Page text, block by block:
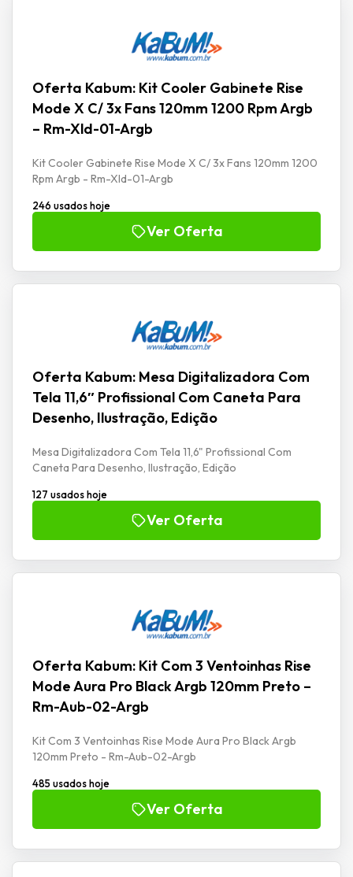
Oferta Kabum: Kit Cooler Gabinete Rise
Mode X C/ 3x Fans 120mm 1200 Rpm Argb
– Rm-Xld-01-Argb
Kit Cooler Gabinete Rise Mode X C/ 3x Fans 120mm 1200
Rpm Argb - Rm-Xld-01-Argb
246 usados hoje
Ver Oferta
Oferta Kabum: Mesa Digitalizadora Com
Tela 11,6″ Profissional Com Caneta Para
Desenho, Ilustração, Edição
Mesa Digitalizadora Com Tela 11,6" Profissional Com
Caneta Para Desenho, Ilustração, Edição
127 usados hoje
Ver Oferta
Oferta Kabum: Kit Com 3 Ventoinhas Rise
Mode Aura Pro Black Argb 120mm Preto –
Rm-Aub-02-Argb
Kit Com 3 Ventoinhas Rise Mode Aura Pro Black Argb
120mm Preto - Rm-Aub-02-Argb
485 usados hoje
Ver Oferta